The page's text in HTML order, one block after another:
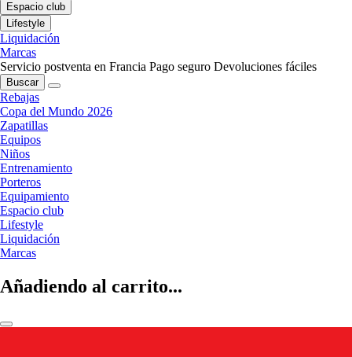
Espacio club
Lifestyle
Liquidación
Marcas
Servicio postventa en Francia Pago seguro Devoluciones fáciles
Buscar
Rebajas
Copa del Mundo 2026
Zapatillas
Equipos
Niños
Entrenamiento
Porteros
Equipamiento
Espacio club
Lifestyle
Liquidación
Marcas
Añadiendo al carrito...